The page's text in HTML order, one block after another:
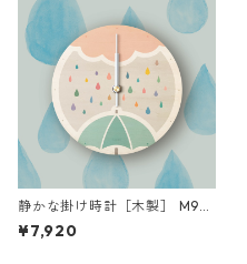
静かな掛け時計［木製］ M90
04-pink
¥7,920